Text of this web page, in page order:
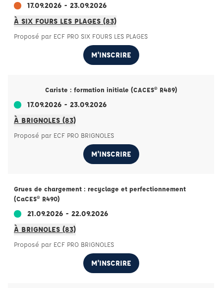
17.09.2026 - 23.09.2026
À SIX FOURS LES PLAGES (83)
Proposé par ECF PRO SIX FOURS LES PLAGES
M'INSCRIRE
Cariste : formation initiale (CACES® R489)
17.09.2026 - 23.09.2026
À BRIGNOLES (83)
Proposé par ECF PRO BRIGNOLES
M'INSCRIRE
Grues de chargement : recyclage et perfectionnement
(CaCES® R490)
21.09.2026 - 22.09.2026
À BRIGNOLES (83)
Proposé par ECF PRO BRIGNOLES
M'INSCRIRE